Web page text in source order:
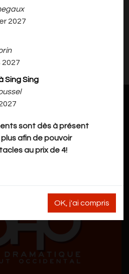
2027
2027
Sing Sing
sont dès à présent
afin de pouvoir
au prix de 4!
OK, j'ai compris
voir leurs enfants.
proposer pour l'instant.
plus tard.